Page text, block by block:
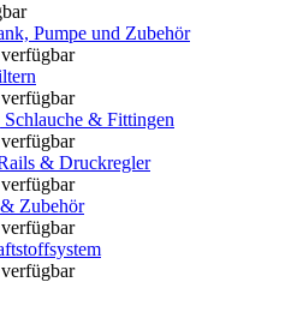
Pumpe und Zubehör
& Fittingen
& Druckregler
Zubehör